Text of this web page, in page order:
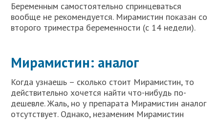
Беременным самостоятельно спринцеваться
вообще не рекомендуется. Мирамистин показан со
второго триместра беременности (с 14 недели).
Мирамистин: аналог
Когда узнаешь – сколько стоит Мирамистин, то
действительно хочется найти что-нибудь по-
дешевле. Жаль, но у препарата Мирамистин аналог
отсутствует. Однако, незаменим Мирамистин